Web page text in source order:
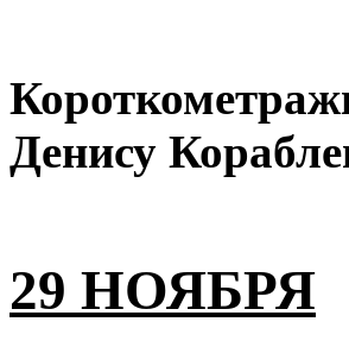
Денису
29 НОЯБРЯ